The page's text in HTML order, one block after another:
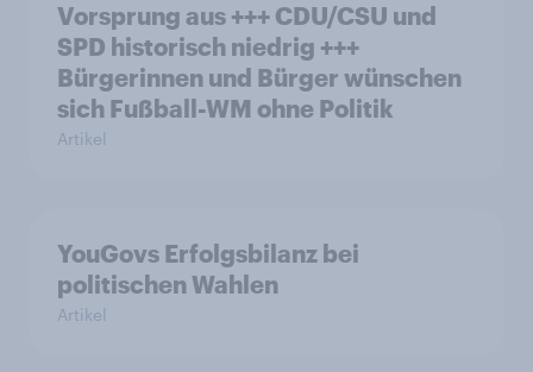
Vorsprung aus +++ CDU/CSU und
SPD historisch niedrig +++
Bürgerinnen und Bürger wünschen
sich Fußball-WM ohne Politik
Artikel
YouGovs Erfolgsbilanz bei
politischen Wahlen
Artikel